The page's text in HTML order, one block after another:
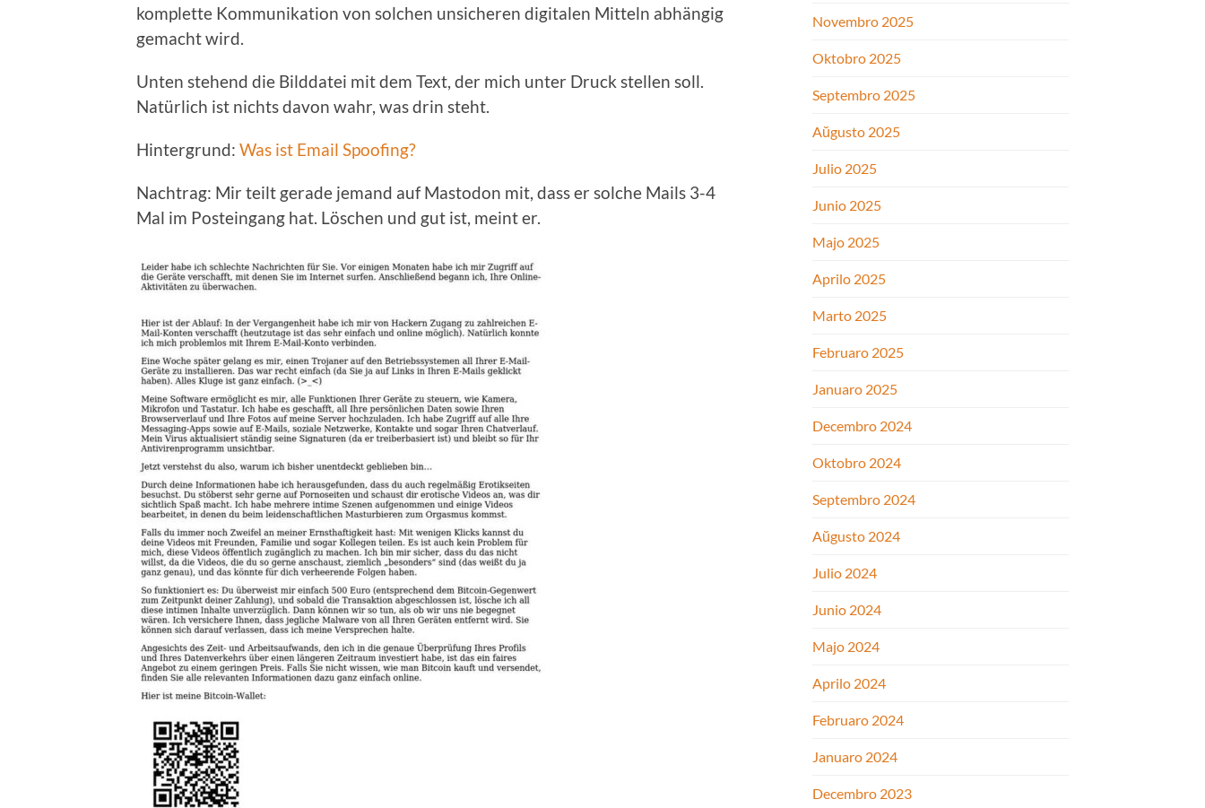
komplette Kommunikation von solchen unsicheren digitalen Mitteln abhängig
gemacht wird.
Unten stehend die Bilddatei mit dem Text, der mich unter Druck stellen soll.
Natürlich ist nichts davon wahr, was drin steht.
Hintergrund: Was ist Email Spoofing?
Nachtrag: Mir teilt gerade jemand auf Mastodon mit, dass er solche Mails 3-4
Mal im Posteingang hat. Löschen und gut ist, meint er.
Novembro 2025
Oktobro 2025
Septembro 2025
Aŭgusto 2025
Julio 2025
Junio 2025
Majo 2025
Aprilo 2025
Marto 2025
Februaro 2025
Januaro 2025
Decembro 2024
Oktobro 2024
Septembro 2024
Aŭgusto 2024
Julio 2024
Junio 2024
Majo 2024
Aprilo 2024
Februaro 2024
Januaro 2024
Decembro 2023